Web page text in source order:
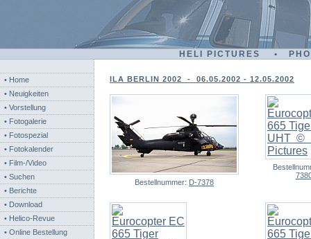
HELI PICTURES •
• Home
• Neuigkeiten
• Vorstellung
• Fotogalerie
• Fotospezial
• Fotokalender
• Film-/Video
• Suchen
• Berichte
• Download
• Helico-Revue
• Online Bestellung
ILA BERLIN 2002 - 06.05.2002 - 12.05.2002
Bestellnummer: D-7378